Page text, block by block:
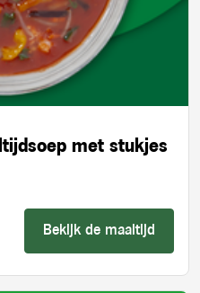
met stukjes
Bekijk de maaltijd